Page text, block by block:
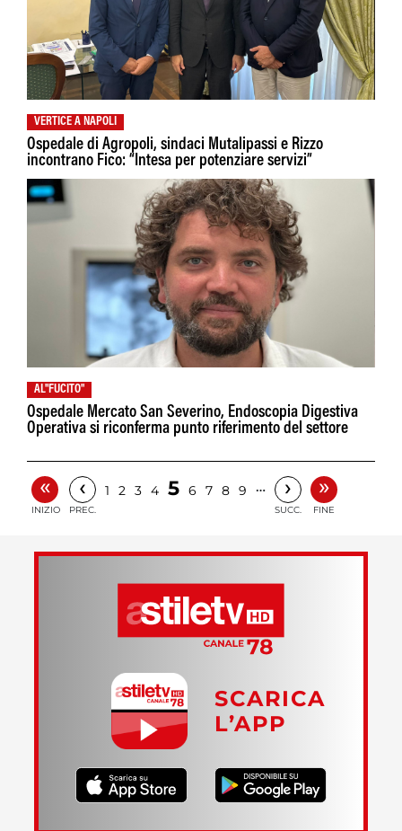
VERTICE A NAPOLI
Ospedale di Agropoli, sindaci Mutalipassi e Rizzo
incontrano Fico: “Intesa per potenziare servizi”
AL"FUCITO"
Ospedale Mercato San Severino, Endoscopia Digestiva
Operativa si riconferma punto riferimento del settore
«
INIZIO
‹
PREC.
1 2 3 4 5 6 7 8 9 … ›
SUCC.
»
FINE
SCARICA
L’APP